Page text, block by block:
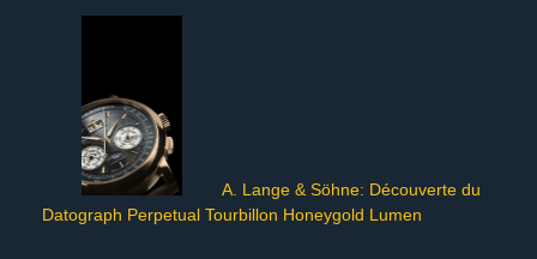
A. Lange & Söhne: Découverte du
Datograph Perpetual Tourbillon Honeygold Lumen